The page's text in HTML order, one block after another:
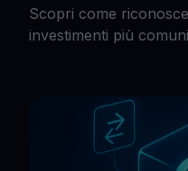
Scopri come
investimenti più